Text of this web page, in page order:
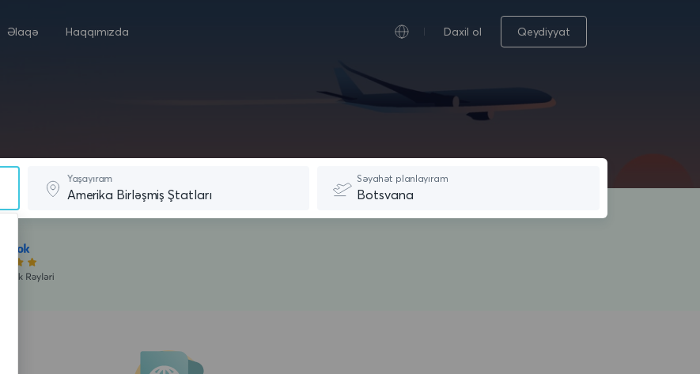
Əlaqə Haqqımızda Daxil ol Qeydiyyat
Yaşayıram Səyahət planlayıram